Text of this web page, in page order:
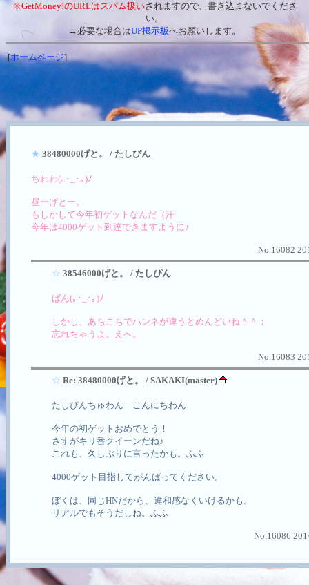
※GetMoney!のURLはスパム扱いされますので、書き込まないでくださ
い。
→必要な場合はUP掲示板へお願いします。
[ホームページ]
★ 38480000げと。 / たしぴん
ちわわ(｡･_･｡)ﾉ
昼一げとー。
もしかして今年初ゲットなんだ（汗
今年は4000ゲット到達できますように♪
No.16082
☆ 38546000げと。 / たしぴん
ばん(｡･_･｡)ﾉ
しかし、あちこちでハンネが違うとめんどいね＾＾；
忘れちゃうよ。えへ。
No.16083
☆ Re: 38480000げと。 / SAKAKI(master)
たしぴんちゅわん こんにちわん
今年の初ゲットおめでとう！
さすがキリ番クイーンだね♪
これも、久しぶりに言ったかも。ふふ
4000ゲット目指してがんばってください。
ぼくは、同じHNだから、違和感なくいけるかも。
リアルでもそうだしね。ふふ
No.16086